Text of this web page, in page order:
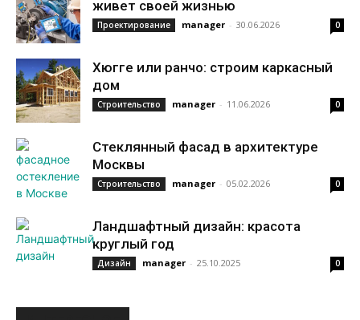
живет своей жизнью
Проектирование manager - 30.06.2026 0
Хюгге или ранчо: строим каркасный
дом
Строительство manager - 11.06.2026 0
Стеклянный фасад в архитектуре
Москвы
Строительство manager - 05.02.2026 0
Ландшафтный дизайн: красота
круглый год
Дизайн manager - 25.10.2025 0